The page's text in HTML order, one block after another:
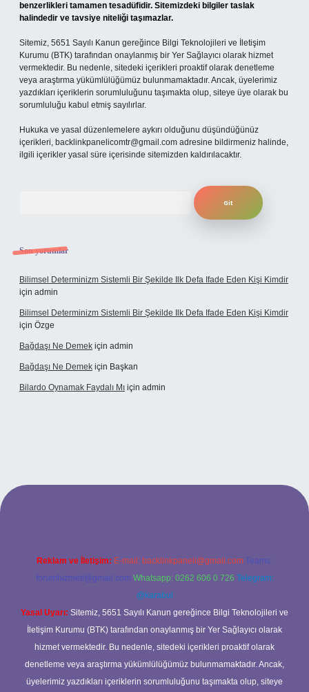
benzerlikleri tamamen tesadüfidir. Sitemizdeki bilgiler taslak
halindedir ve tavsiye niteliği taşımazlar.
Sitemiz, 5651 Sayılı Kanun gereğince Bilgi Teknolojileri ve İletişim
Kurumu (BTK) tarafından onaylanmış bir Yer Sağlayıcı olarak hizmet
vermektedir. Bu nedenle, sitedeki içerikleri proaktif olarak denetleme
veya araştırma yükümlülüğümüz bulunmamaktadır. Ancak, üyelerimiz
yazdıkları içeriklerin sorumluluğunu taşımakta olup, siteye üye olarak bu
sorumluluğu kabul etmiş sayılırlar.
Hukuka ve yasal düzenlemelere aykırı olduğunu düşündüğünüz
içerikleri, backlinkpanelicomtr@gmail.com adresine bildirmeniz halinde,
ilgili içerikler yasal süre içerisinde sitemizden kaldırılacaktır.
Son yorumlar
Bilimsel Determinizm Sistemli Bir Şekilde Ilk Defa Ifade Eden Kişi Kimdir
için admin
Bilimsel Determinizm Sistemli Bir Şekilde Ilk Defa Ifade Eden Kişi Kimdir
için Özge
Bağdaşı Ne Demek için admin
Bağdaşı Ne Demek için Başkan
Bilardo Oynamak Faydalı Mı için admin
bahis sitesi
Reklam ve İletişim: E-mail: backlinkpaneli@gmail.com Teams:
forumhizmeti@gmail.com Whatsapp: 0262 606 0 726 Telegram:
@karabul
Yasal Uyarı: Sitemiz, 5651 Sayılı Kanun gereğince Bilgi Teknolojileri ve
İletişim Kurumu (BTK) tarafından onaylanmış bir Yer Sağlayıcı olarak
hizmet vermektedir. Bu nedenle, sitedeki içerikleri proaktif olarak
denetleme veya araştırma yükümlülüğümüz bulunmamaktadır. Ancak,
üyelerimiz yazdıkları içeriklerin sorumluluğunu taşımakta olup, siteye